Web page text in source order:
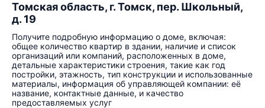
Томская область, г. Томск, пер. Школьный,
д. 19
Получите подробную информацию о доме, включая:
общее количество квартир в здании, наличие и список
организаций или компаний, расположенных в доме,
детальные характеристики строения, такие как год
постройки, этажность, тип конструкции и использованные
материалы, информация об управляющей компании: её
название, контактные данные, и качество
предоставляемых услуг